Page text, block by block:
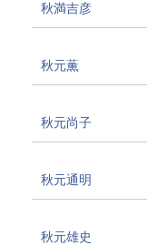
秋満吉彦
秋元薫
秋元尚子
秋元通明
秋元雄史